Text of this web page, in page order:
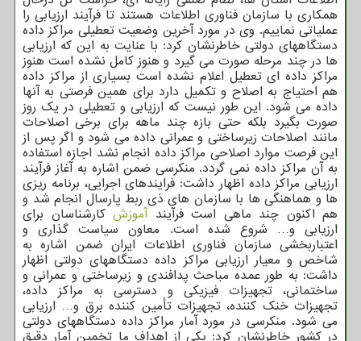
همکاری با سازمان فناوری اطلاعات هستند تا فرآیند ارزیابی را
عملیاتی نماییم. وی در مورد آخرین وضعیت تعطیلی مراکز داده
دستگاههای دولتی خاطرنشان کرد: با عنایت به این که ارزیابی
ها در چند مرحله صورت می گیرد و هنوز کامل نشده است هنوز
مراکز داده ای تعطیل اعلام نشده است بسیاری از مراکز داده
هم احتیاج به اصلاح و تکمیل دارد برای همین فرصتی به آنها
داده می شود. این طور نیست که ارزیابی و تعطیلی در یک روز
صورت بگیرد بلکه حتی بازه چند ماهه برای برخی اصلاحات
مانند اصلاحات زیرساختی و عمرانی داده می شود و اگر پس از
این فرصت موارد اصلاحی مراکز داده انجام نشد اجازه استفاده
به آن مراکز داده نمی گردد. منکرسی ضمن اشاره به آغاز فرآیند
ارزیابی مراکز داده اظهار داشت: فرایندهای اجرایی، برنامه ریزی
ها و هماهنگی ها با سازمان های ذی ربط پارسال انجام شد و
هم اکنون چند ماهی است فرآیندآموزش کارشناسان برای
ارزیابی و… شروع شده است. معاون سیاست گذاری و
اعتباربخشی سازمان فناوری اطلاعات ایران ضمن اشاره به
شاخص و معیار ارزیابی مراکز داده دستگاههای دولتی اظهار
داشت: به طور عمده مباحث پدافندی و زیرساختی و عمرانی و
ساختمانی، تجهیزات فیزیکی و دسترسی به مراکز داده،
تجهیزات خنک کننده، تجهیزات تأمین کننده برق و… ارزیابی
می شود. منکرسی در مورد آمار مراکز داده دستگاههای دولتی
در کشور خاطرنشان کرد: یکی از اهداف ما تخمین آمار دقیق